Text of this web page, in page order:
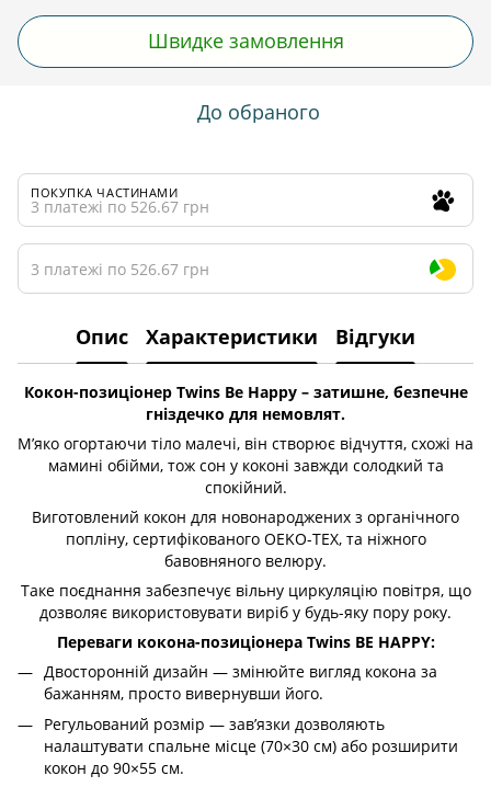
Швидке замовлення
До обраного
ПОКУПКА ЧАСТИНАМИ
3 платежі по 526.67 грн
3 платежі по 526.67 грн
Опис Характеристики Відгуки
Кокон-позиціонер Twins Be Happy – затишне, безпечне
гніздечко для немовлят.
М’яко огортаючи тіло малечі, він створює відчуття, схожі на
мамині обійми, тож сон у коконі завжди солодкий та
спокійний.
Виготовлений кокон для новонароджених з органічного
попліну, сертифікованого OEKO-TEX, та ніжного
бавовняного велюру.
Таке поєднання забезпечує вільну циркуляцію повітря, що
дозволяє використовувати виріб у будь-яку пору року.
Переваги кокона-позиціонера Twins BE HAPPY:
Двосторонній дизайн — змінюйте вигляд кокона за
бажанням, просто вивернувши його.
Регульований розмір — зав’язки дозволяють
налаштувати спальне місце (70×30 см) або розширити
кокон до 90×55 см.